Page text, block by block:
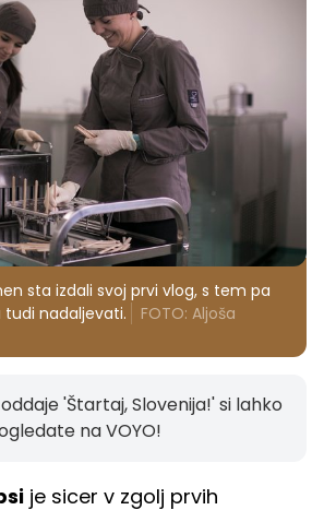
sta izdali svoj prvi vlog, s tem pa
nadaljevati.
FOTO: Aljoša
'Štartaj, Slovenija!' si lahko
na VOYO!
je sicer v zgolj prvih